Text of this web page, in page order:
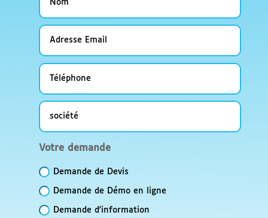
Adresse
Email
Téléphone
société
Votre
Votre demande
Demande de Devis
Demande de Démo en ligne
Demande d'information